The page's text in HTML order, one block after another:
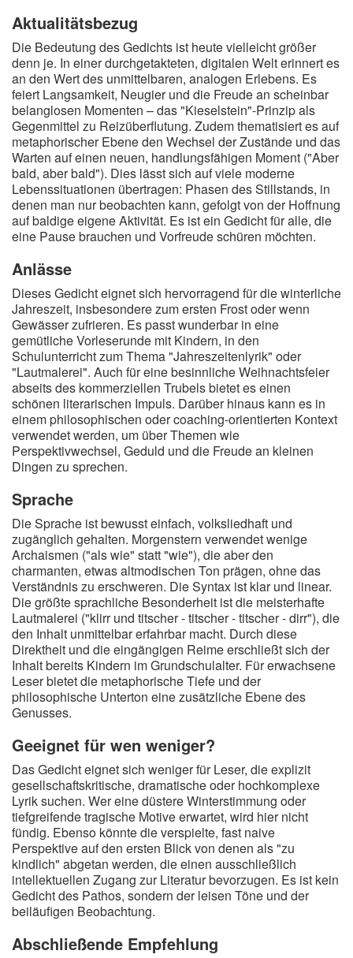
Aktualitätsbezug
Die Bedeutung des Gedichts ist heute vielleicht größer
denn je. In einer durchgetakteten, digitalen Welt erinnert es
an den Wert des unmittelbaren, analogen Erlebens. Es
feiert Langsamkeit, Neugier und die Freude an scheinbar
belanglosen Momenten – das "Kieselstein"-Prinzip als
Gegenmittel zu Reizüberflutung. Zudem thematisiert es auf
metaphorischer Ebene den Wechsel der Zustände und das
Warten auf einen neuen, handlungsfähigen Moment ("Aber
bald, aber bald"). Dies lässt sich auf viele moderne
Lebenssituationen übertragen: Phasen des Stillstands, in
denen man nur beobachten kann, gefolgt von der Hoffnung
auf baldige eigene Aktivität. Es ist ein Gedicht für alle, die
eine Pause brauchen und Vorfreude schüren möchten.
Anlässe
Dieses Gedicht eignet sich hervorragend für die winterliche
Jahreszeit, insbesondere zum ersten Frost oder wenn
Gewässer zufrieren. Es passt wunderbar in eine
gemütliche Vorleserunde mit Kindern, in den
Schulunterricht zum Thema "Jahreszeitenlyrik" oder
"Lautmalerei". Auch für eine besinnliche Weihnachtsfeier
abseits des kommerziellen Trubels bietet es einen
schönen literarischen Impuls. Darüber hinaus kann es in
einem philosophischen oder coaching-orientierten Kontext
verwendet werden, um über Themen wie
Perspektivwechsel, Geduld und die Freude an kleinen
Dingen zu sprechen.
Sprache
Die Sprache ist bewusst einfach, volksliedhaft und
zugänglich gehalten. Morgenstern verwendet wenige
Archaismen ("als wie" statt "wie"), die aber den
charmanten, etwas altmodischen Ton prägen, ohne das
Verständnis zu erschweren. Die Syntax ist klar und linear.
Die größte sprachliche Besonderheit ist die meisterhafte
Lautmalerei ("klirr und titscher - titscher - titscher - dirr"), die
den Inhalt unmittelbar erfahrbar macht. Durch diese
Direktheit und die eingängigen Reime erschließt sich der
Inhalt bereits Kindern im Grundschulalter. Für erwachsene
Leser bietet die metaphorische Tiefe und der
philosophische Unterton eine zusätzliche Ebene des
Genusses.
Geeignet für wen weniger?
Das Gedicht eignet sich weniger für Leser, die explizit
gesellschaftskritische, dramatische oder hochkomplexe
Lyrik suchen. Wer eine düstere Winterstimmung oder
tiefgreifende tragische Motive erwartet, wird hier nicht
fündig. Ebenso könnte die verspielte, fast naive
Perspektive auf den ersten Blick von denen als "zu
kindlich" abgetan werden, die einen ausschließlich
intellektuellen Zugang zur Literatur bevorzugen. Es ist kein
Gedicht des Pathos, sondern der leisen Töne und der
beiläufigen Beobachtung.
Abschließende Empfehlung